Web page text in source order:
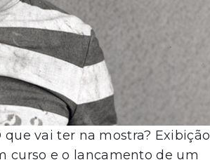
vai ter na mostra? Exibição
curso e o lançamento de um